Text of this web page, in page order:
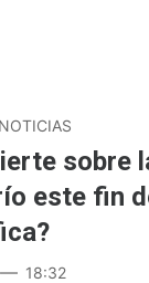
NOTICIAS
sobre
este fin
18:32